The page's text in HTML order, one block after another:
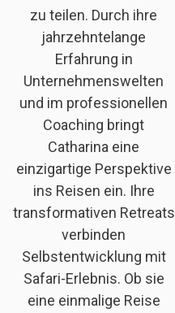
zu teilen. Durch ihre
jahrzehntelange
Erfahrung in
Unternehmenswelten
und im professionellen
Coaching bringt
Catharina eine
einzigartige Perspektive
ins Reisen ein. Ihre
transformativen Retreats
verbinden
Selbstentwicklung mit
Safari-Erlebnis. Ob sie
eine einmalige Reise